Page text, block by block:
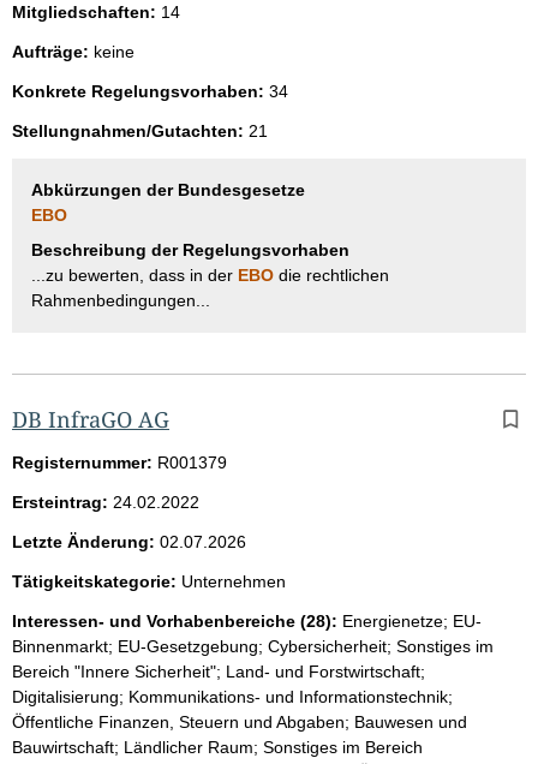
Mitgliedschaften: 14
Aufträge: keine
Konkrete Regelungsvorhaben: 34
Stellungnahmen/Gutachten: 21
Abkürzungen der Bundesgesetze
EBO
Beschreibung der Regelungsvorhaben
...zu bewerten, dass in der EBO die rechtlichen
Rahmenbedingungen...
DB InfraGO AG
Registernummer: R001379
Ersteintrag: 24.02.2022
Letzte Änderung: 02.07.2026
Tätigkeitskategorie: Unternehmen
Interessen- und Vorhabenbereiche (28): Energienetze; EU-
Binnenmarkt; EU-Gesetzgebung; Cybersicherheit; Sonstiges im
Bereich "Innere Sicherheit"; Land- und Forstwirtschaft;
Digitalisierung; Kommunikations- und Informationstechnik;
Öffentliche Finanzen, Steuern und Abgaben; Bauwesen und
Bauwirtschaft; Ländlicher Raum; Sonstiges im Bereich